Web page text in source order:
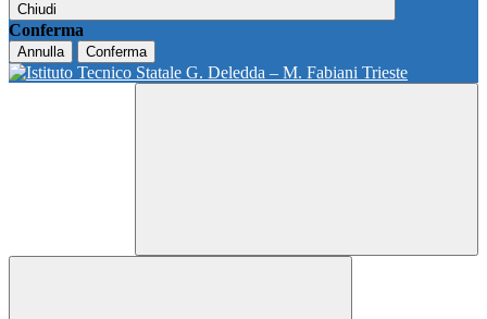
Chiudi
Conferma
Annulla Conferma